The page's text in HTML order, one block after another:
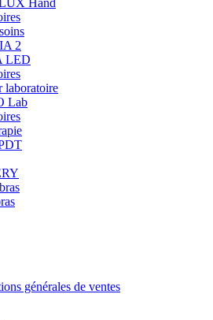
Hand
2
LED
laboratoire
Lab
générales de ventes